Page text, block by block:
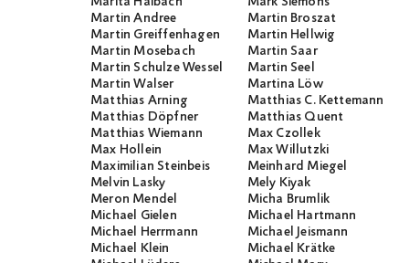
Martin Andree
Martin Broszat
Martin Greiffenhagen
Martin Hellwig
Martin Mosebach
Martin Saar
Martin Schulze Wessel
Martin Seel
Martin Walser
Martina Löw
Matthias Arning
Matthias C. Kettemann
Matthias Döpfner
Matthias Quent
Matthias Wiemann
Max Czollek
Max Hollein
Max Willutzki
Maximilian Steinbeis
Meinhard Miegel
Melvin Lasky
Mely Kiyak
Meron Mendel
Micha Brumlik
Michael Gielen
Michael Hartmann
Michael Herrmann
Michael Jeismann
Michael Klein
Michael Krätke